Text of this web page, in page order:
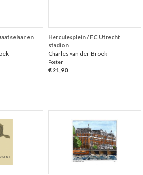
en
Herculesplein / FC Utrecht
stadion
Charles van den Broek
Poster
€ 21,90